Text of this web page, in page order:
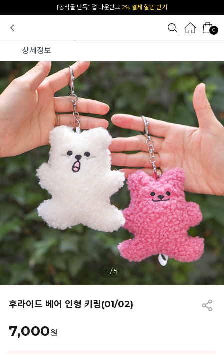
카카오 플친 추가하면1천원 즉시 할인 쿠폰
0
상세정보
1 /5
후라이드 베어 인형 키링(01/02)
7,000원